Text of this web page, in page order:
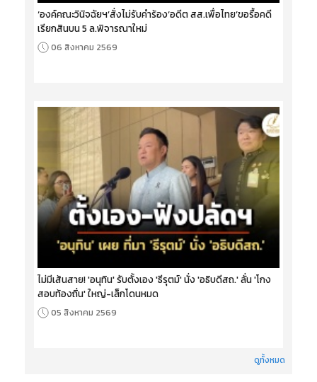
‘องค์คณะวินิจฉัยฯ’สั่งไม่รับคำร้อง‘อดีต สส.เพื่อไทย’ขอรื้อคดี
เรียกสินบน 5 ล.พิจารณาใหม่
06 สิงหาคม 2569
ไม่มีเส้นสาย! 'อนุทิน' รับตั้งเอง 'ธีรุตม์' นั่ง 'อธิบดีสถ.' ลั่น 'โกง
สอบท้องถิ่น' ใหญ่-เล็กโดนหมด
05 สิงหาคม 2569
ดูทั้งหมด